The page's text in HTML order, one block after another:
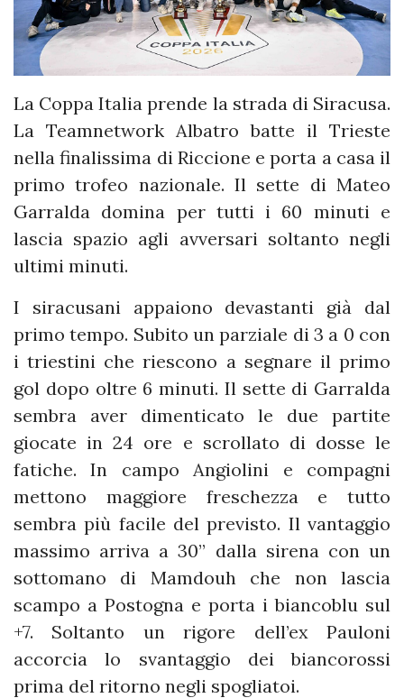
La Coppa Italia prende la strada di Siracusa.
La Teamnetwork Albatro batte il Trieste
nella finalissima di Riccione e porta a casa il
primo trofeo nazionale. Il sette di Mateo
Garralda domina per tutti i 60 minuti e
lascia spazio agli avversari soltanto negli
ultimi minuti.
I siracusani appaiono devastanti già dal
primo tempo. Subito un parziale di 3 a 0 con
i triestini che riescono a segnare il primo
gol dopo oltre 6 minuti. Il sette di Garralda
sembra aver dimenticato le due partite
giocate in 24 ore e scrollato di dosse le
fatiche. In campo Angiolini e compagni
mettono maggiore freschezza e tutto
sembra più facile del previsto. Il vantaggio
massimo arriva a 30” dalla sirena con un
sottomano di Mamdouh che non lascia
scampo a Postogna e porta i biancoblu sul
+7. Soltanto un rigore dell’ex Pauloni
accorcia lo svantaggio dei biancorossi
prima del ritorno negli spogliatoi.